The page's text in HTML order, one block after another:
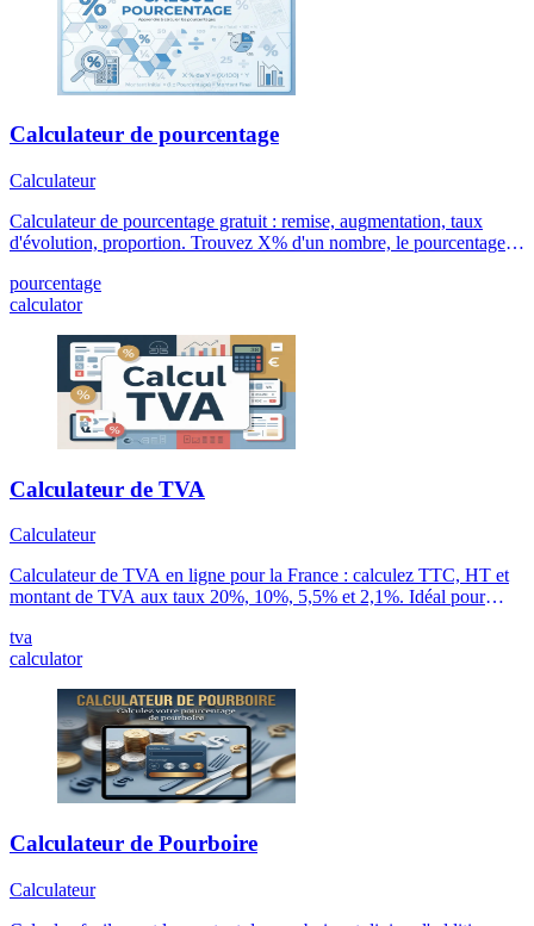
Calculateur de pourcentage
Calculateur
Calculateur de pourcentage gratuit : remise, augmentation, taux
d'évolution, proportion. Trouvez X% d'un nombre, le pourcentage
pourcentage
calculator
Calculateur de TVA
Calculateur
Calculateur de TVA en ligne pour la France : calculez TTC, HT et
montant de TVA aux taux 20%, 10%, 5,5% et 2,1%. Idéal pour
tva
calculator
Calculateur de Pourboire
Calculateur